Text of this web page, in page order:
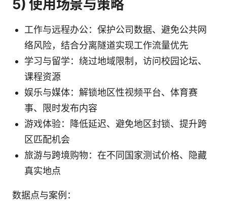
5) 使用场景与策略
工作与远程办公：保护公司数据、避免公共网
络风险，结合分离隧道实现工作流量优先
学习与留学：绕过地域限制，访问校园论坛、
课程资源
娱乐与媒体：解锁地区性视频平台、体育赛
事、限时发布内容
游戏体验：降低延迟、避免地区封锁、提升跨
区匹配机会
旅游与跨境购物：在不同国家测试价格、隐藏
真实地点
数据点与案例：